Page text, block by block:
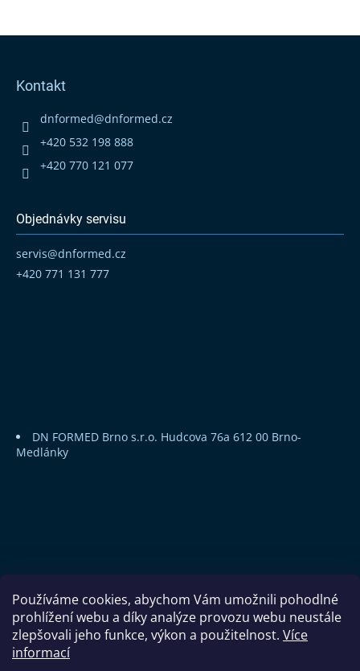
Používáme cookies, abychom Vám umožnili pohodlné
prohlížení webu a díky analýze provozu webu neustále
zlepšovali jeho funkce, výkon a použitelnost. Více
informací
Kontakt
dnformed@dnformed.cz
+420 532 198 888
+420 770 121 077
Objednávky servisu
servis@dnformed.cz
+420 771 131 777
DN FORMED Brno s.r.o. Hudcova 76a 612 00 Brno-
Medlánky